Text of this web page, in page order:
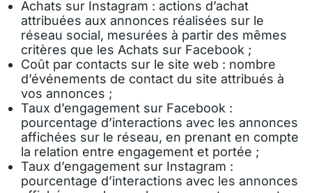
Achats sur Instagram : actions d’achat
attribuées aux annonces réalisées sur le
réseau social, mesurées à partir des mêmes
critères que les Achats sur Facebook ;
Coût par contacts sur le site web : nombre
d’événements de contact du site attribués à
vos annonces ;
Taux d’engagement sur Facebook :
pourcentage d’interactions avec les annonces
affichées sur le réseau, en prenant en compte
la relation entre engagement et portée ;
Taux d’engagement sur Instagram :
pourcentage d’interactions avec les annonces